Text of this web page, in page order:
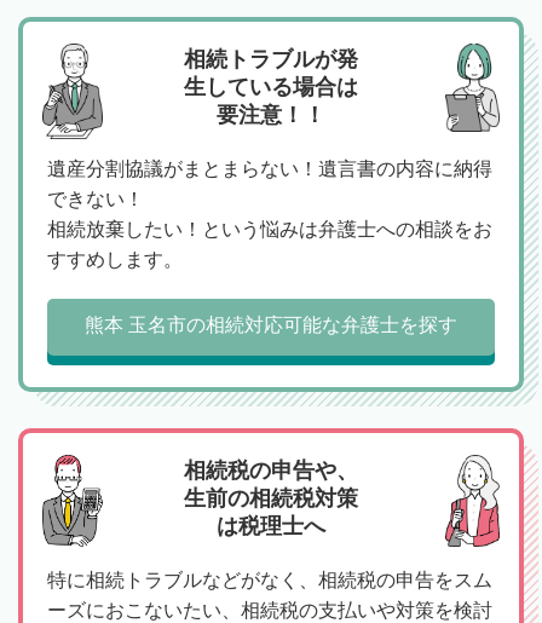
相続トラブルが発
生している場合は
要注意！！
遺産分割協議がまとまらない！遺言書の内容に納得
できない！
相続放棄したい！という悩みは弁護士への相談をお
すすめします。
熊本 玉名市の相続対応可能な弁護士を探す
相続税の申告や、
生前の相続税対策
は税理士へ
特に相続トラブルなどがなく、相続税の申告をスム
ーズにおこないたい、相続税の支払いや対策を検討